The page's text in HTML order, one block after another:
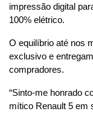
impressão digital
100% elétrico.
O equilíbrio até nos
exclusivo e
compradores.
“Sinto-me honrado
mítico Renault 5 em